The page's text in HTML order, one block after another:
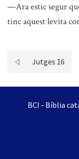
—Ara estic segur
tinc aquest levita
Jutges 16
BCI - Bíblia